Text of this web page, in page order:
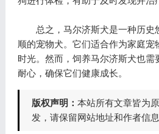
总之，马尔济斯犬是一种历史
顺的宠物犬。它们适合作为家庭宠
时光。然而，饲养马尔济斯犬也需
耐心，确保它们健康成长。
版权声明： 本站所有文章皆为
发，请保留网站地址和作者信息